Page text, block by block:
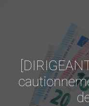
Ventes aux enchères
Contactez-nous
Espace client